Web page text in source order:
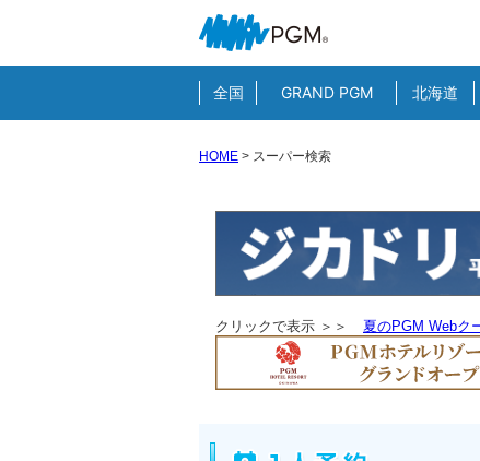
全国 GRAND PGM 北海道
HOME > スーパー検索
クリックで表示 ＞＞ 夏のPGM Webク